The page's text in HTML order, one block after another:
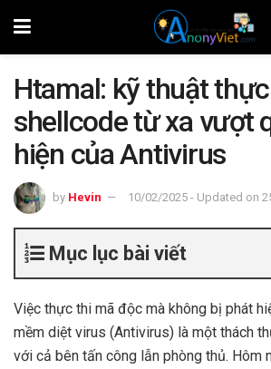
Htamal: kỹ thuật
shellcode từ xa vượt
hiện của Antivirus
by Hevin 10/02/2025 - Updated on
Mục lục bài viết
Việc thực thi mã độc mà không bị phát
mềm diệt virus (Antivirus) là một thách
với cả bên tấn công lẫn phòng thủ. Hôm